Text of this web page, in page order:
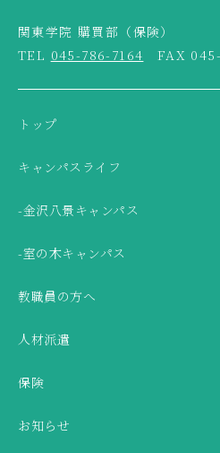
関東学院 購買部（保険）
TEL 045-786-7164 FAX
トップ
キャンパスライフ
-金沢八景キャンパス
-室の木キャンパス
教職員の方へ
人材派遣
保険
お知らせ